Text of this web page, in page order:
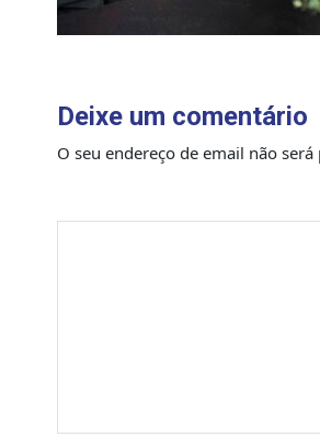
Deixe um comentário
O seu endereço de email não